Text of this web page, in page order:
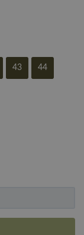
43 44